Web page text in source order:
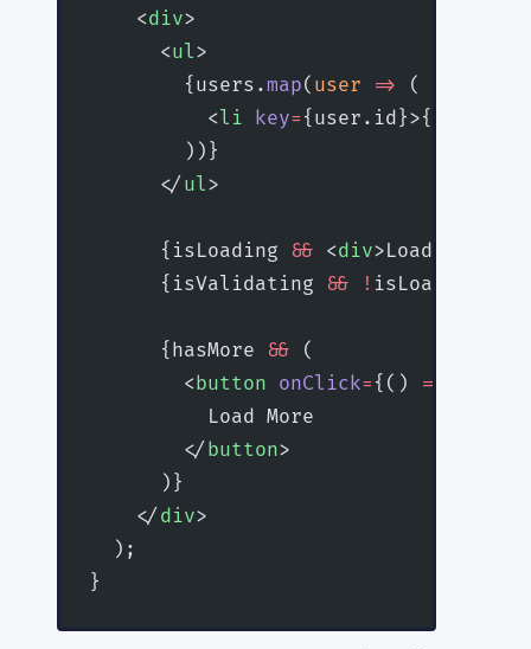
    <
div>
      <
ul>
        {users.
map( user => (
          <
li key=
        ))}
      </
ul>
      {isLoading
&& <div>Loading...</
      {isValidating
&& ! isLoading
      {hasMore
&& (
        <
button onClick= {() =>
          Load More
        </
button>
      )}
    </
div>
  );
}